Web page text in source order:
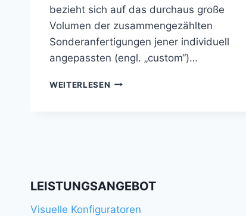
bezieht sich auf das durchaus große
Volumen der zusammengezählten
Sonderanfertigungen jener individuell
angepassten (engl. „custom“)…
WEITERLESEN MASS
LEISTUNGSANGEBOT
Visuelle Konfiguratoren